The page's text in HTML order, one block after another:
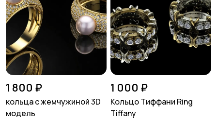
1 800 ₽
кольца с жемчужиной 3D
модель
1 000 ₽
Кольцо Тиффани Ring
Tiffany